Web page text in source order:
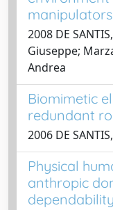
manipulators
2008 DE
Giuseppe;
Andrea
Biomimetic
redundant
2006 DE
Physical
anthropic
dependability